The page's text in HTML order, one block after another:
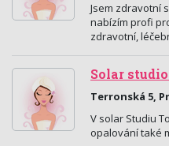
Jsem zdravotní
nabízím profi
zdravotní,
Solar studio
Terronská 5,
V solar Studiu
opalování také